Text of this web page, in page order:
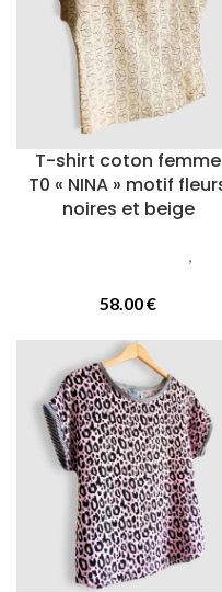
T-shirt coton femme
T0 « NINA » motif
noires et beige
,
58.00€